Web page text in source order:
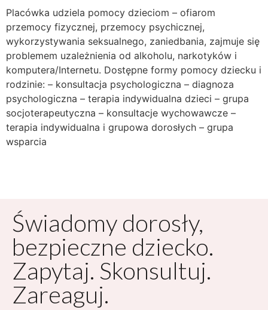
Placówka udziela pomocy dzieciom – ofiarom
przemocy fizycznej, przemocy psychicznej,
wykorzystywania seksualnego, zaniedbania, zajmuje się
problemem uzależnienia od alkoholu, narkotyków i
komputera/Internetu. Dostępne formy pomocy dziecku i
rodzinie: – konsultacja psychologiczna – diagnoza
psychologiczna – terapia indywidualna dzieci – grupa
socjoterapeutyczna – konsultacje wychowawcze –
terapia indywidualna i grupowa dorosłych – grupa
wsparcia
Świadomy dorosły,
bezpieczne dziecko.
Zapytaj. Skonsultuj.
Zareaguj.